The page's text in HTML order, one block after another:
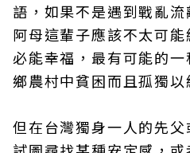
語，如果不是遇到戰亂
阿母這輩子應該不太可
必能幸福，最有可能的
鄉農村中貧困而且孤獨以
但在台灣獨身一人的先